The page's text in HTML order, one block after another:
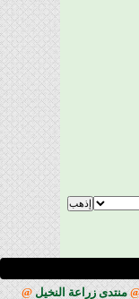
منتدى زراعة النخيل @